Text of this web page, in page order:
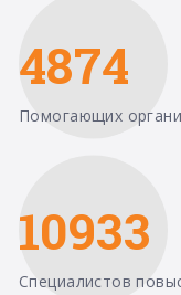
4874
Помогающих
10933
Специалистов